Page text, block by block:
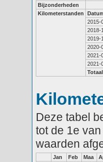
Bijzonderheden
Kilometerstanden
2015-
2018-
2019-
2020-
2021-
2021-
Deze tabel
tot de 1e
waarden
Jan Feb Maa